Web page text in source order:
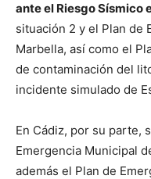
ante el Riesgo Sísmico
situación 2 y el Plan de
Marbella, así como el
de contaminación del
incidente simulado de
En Cádiz, por su parte,
Emergencia Municipal
además el Plan de